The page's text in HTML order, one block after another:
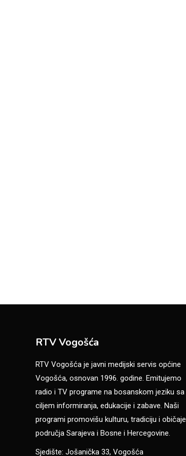
RTV Vogošća
RTV Vogošća je javni medijski servis općine
Vogošća, osnovan 1996. godine. Emitujemo
radio i TV programe na bosanskom jeziku sa
ciljem informiranja, edukacije i zabave. Naši
programi promovišu kulturu, tradiciju i običaje
područja Sarajeva i Bosne i Hercegovine.
Sjedište: Jošanička 33, Vogošća